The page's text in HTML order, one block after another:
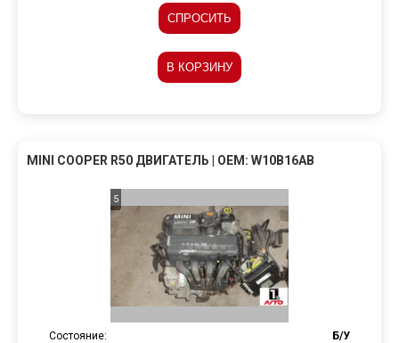
СПРОСИТЬ
В КОРЗИНУ
MINI COOPER R50 ДВИГАТЕЛЬ | OEM: W10B16AB
5
Состояние: Б/У